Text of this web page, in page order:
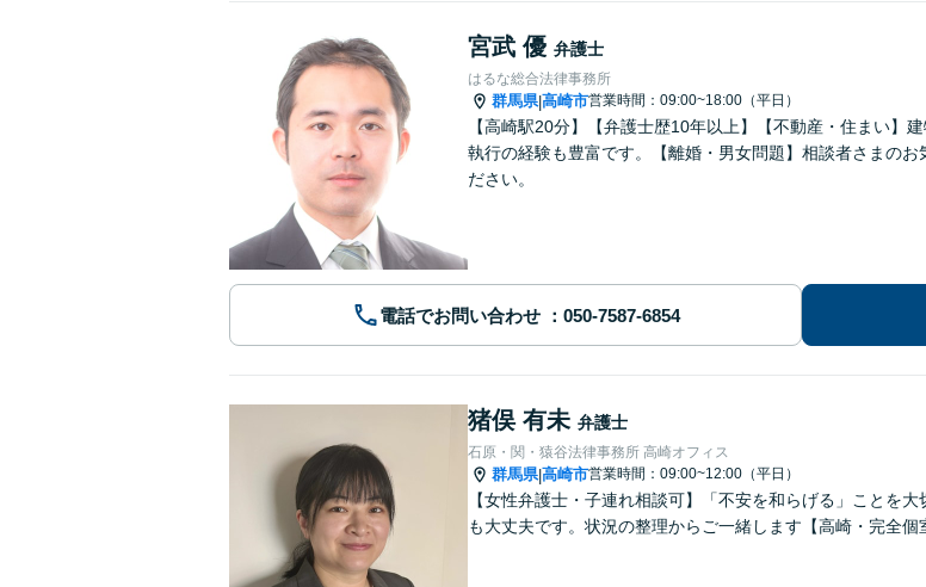
宮武 優 弁護士
はるな総合法律事務所
群馬県|高崎市営業時間：09:00~18:00（平日）
【高崎駅20分】【弁護士歴10年以上】【不動産・住まい】
執行の経験も豊富です。【離婚・男女問題】相談者さまの
ださい。
電話でお問い合わせ
猪俣 有未 弁護士
石原・関・猿谷法律事務所 高崎オフィス
群馬県|高崎市営業時間：09:00~12:00（平日）
【女性弁護士・子連れ相談可】「不安を和らげる」ことを
も大丈夫です。状況の整理からご一緒します【高崎・完全個